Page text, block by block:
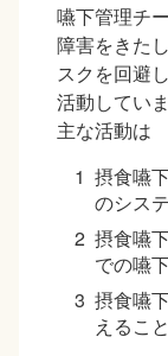
嚥下管理チ
障害をきた
スクを回避
活動していま
主な活動は
摂食嚥
のシス
摂食嚥
での嚥
摂食嚥
えるこ